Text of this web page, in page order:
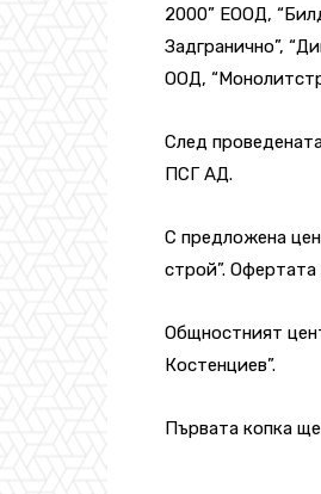
2000” ЕООД,
Задгранично”,
ООД,
След
ПСГ АД.
С предложена
строй”.
Общностният
Костенциев”.
Първата копка